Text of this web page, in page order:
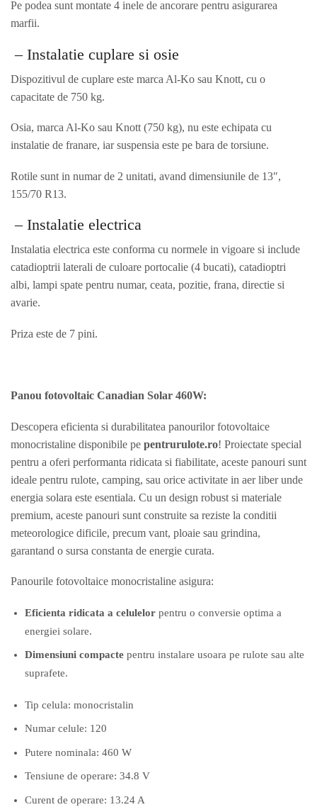
Pe podea sunt montate 4 inele de ancorare pentru asigurarea
marfii.
– Instalatie cuplare si osie
Dispozitivul de cuplare este marca Al-Ko sau Knott, cu o
capacitate de 750 kg.
Osia, marca Al-Ko sau Knott (750 kg), nu este echipata cu
instalatie de franare, iar suspensia este pe bara de torsiune.
Rotile sunt in numar de 2 unitati, avand dimensiunile de 13″,
155/70 R13.
– Instalatie electrica
Instalatia electrica este conforma cu normele in vigoare si include
catadioptrii laterali de culoare portocalie (4 bucati), catadioptri
albi, lampi spate pentru numar, ceata, pozitie, frana, directie si
avarie.
Priza este de 7 pini.
Panou fotovoltaic Canadian Solar 460W:
Descopera eficienta si durabilitatea panourilor fotovoltaice
monocristaline disponibile pe pentrurulote.ro! Proiectate special
pentru a oferi performanta ridicata si fiabilitate, aceste panouri sunt
ideale pentru rulote, camping, sau orice activitate in aer liber unde
energia solara este esentiala. Cu un design robust si materiale
premium, aceste panouri sunt construite sa reziste la conditii
meteorologice dificile, precum vant, ploaie sau grindina,
garantand o sursa constanta de energie curata.
Panourile fotovoltaice monocristaline asigura:
Eficienta ridicata a celulelor pentru o conversie optima a
energiei solare.
Dimensiuni compacte pentru instalare usoara pe rulote sau alte
suprafete.
Tip celula: monocristalin
Numar celule: 120
Putere nominala: 460 W
Tensiune de operare: 34.8 V
Curent de operare: 13.24 A